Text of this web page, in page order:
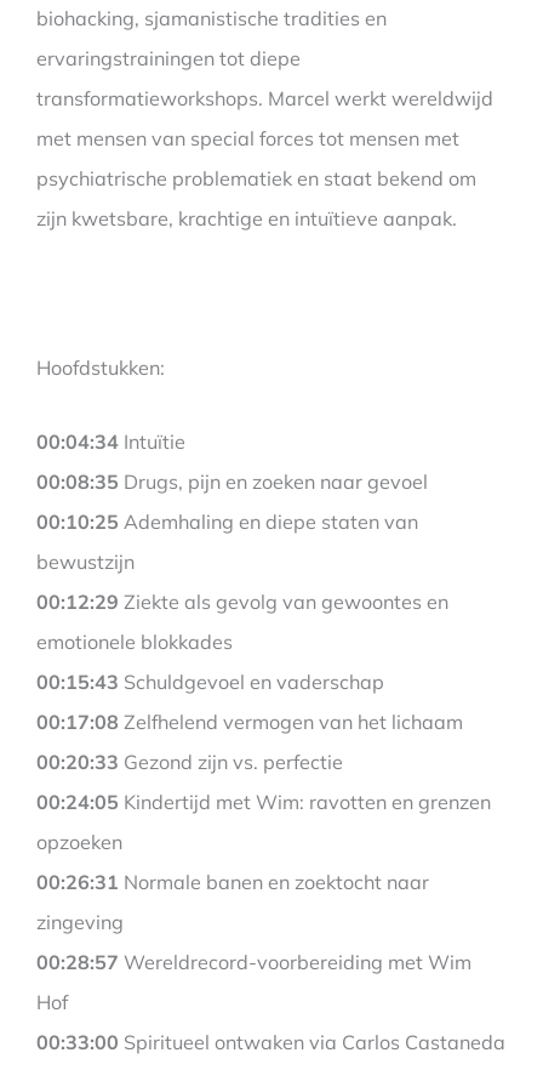
biohacking, sjamanistische tradities en
ervaringstrainingen tot diepe
transformatieworkshops. Marcel werkt wereldwijd
met mensen van special forces tot mensen met
psychiatrische problematiek en staat bekend om
zijn kwetsbare, krachtige en intuïtieve aanpak.
Hoofdstukken:
00:04:34 Intuïtie
00:08:35 Drugs, pijn en zoeken naar gevoel
00:10:25 Ademhaling en diepe staten van
bewustzijn
00:12:29 Ziekte als gevolg van gewoontes en
emotionele blokkades
00:15:43 Schuldgevoel en vaderschap
00:17:08 Zelfhelend vermogen van het lichaam
00:20:33 Gezond zijn vs. perfectie
00:24:05 Kindertijd met Wim: ravotten en grenzen
opzoeken
00:26:31 Normale banen en zoektocht naar
zingeving
00:28:57 Wereldrecord-voorbereiding met Wim
Hof
00:33:00 Spiritueel ontwaken via Carlos Castaneda